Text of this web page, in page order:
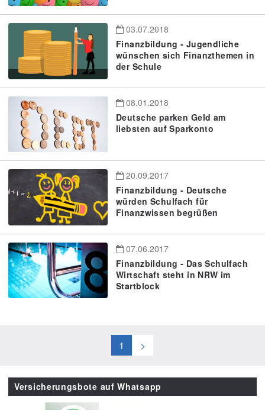
03.07.2018
Finanzbildung - Jugendliche
wünschen sich Finanzthemen in
der Schule
08.01.2018
Deutsche parken Geld am
liebsten auf Sparkonto
20.09.2017
Finanzbildung - Deutsche
würden Schulfach für
Finanzwissen begrüßen
07.06.2017
Finanzbildung - Das Schulfach
Wirtschaft steht in NRW im
Startblock
1 >
Versicherungsbote auf Whatsapp